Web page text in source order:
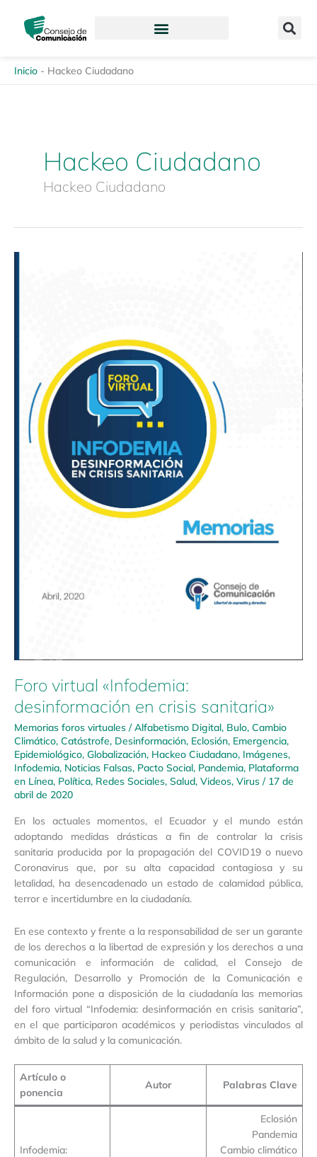
contenido
Inicio - Hackeo Ciudadano
Hackeo Ciudadano
Hackeo Ciudadano
Foro virtual «Infodemia:
desinformación en crisis sanitaria»
Memorias foros virtuales /Alfabetismo Digital, Bulo, Cambio
Climático, Catástrofe, Desinformación, Eclosión, Emergencia,
Epidemiológico, Globalización, Hackeo Ciudadano, Imágenes,
Infodemia, Noticias Falsas, Pacto Social, Pandemia, Plataforma
en Línea, Política, Redes Sociales, Salud, Videos, Virus / 17 de
abril de 2020
En los actuales momentos, el Ecuador y el mundo están
adoptando medidas drásticas a fin de controlar la crisis
sanitaria producida por la propagación del COVID19 o nuevo
Coronavirus que, por su alta capacidad contagiosa y su
letalidad, ha desencadenado un estado de calamidad pública,
terror e incertidumbre en la ciudadanía.
En ese contexto y frente a la responsabilidad de ser un garante
de los derechos a la libertad de expresión y los derechos a una
comunicación e información de calidad, el Consejo de
Regulación, Desarrollo y Promoción de la Comunicación e
Información pone a disposición de la ciudadanía las memorias
del foro virtual “Infodemia: desinformación en crisis sanitaria”,
en el que participaron académicos y periodistas vinculados al
ámbito de la salud y la comunicación.
Artículo o
ponencia
Autor Palabras Clave
Infodemia:
Eclosión
Pandemia
Cambio climático